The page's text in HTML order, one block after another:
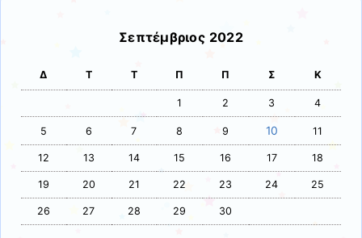
Σεπτέμβριος 2022
Δ Τ Τ Π Π Σ Κ
1 2 3 4
5 6 7 8 9 10 11
12 13 14 15 16 17 18
19 20 21 22 23 24 25
26 27 28 29 30